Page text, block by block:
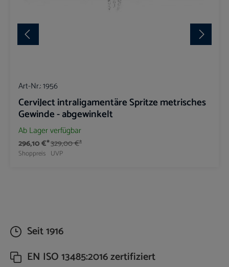
Art-Nr.:1956
CerviJect intraligamentäre Spritze metrisches
Gewinde - abgewinkelt
Ab Lager verfügbar
296,10 €*
Shoppreis
329,00 €*
UVP
Seit 1916
EN ISO 13485:2016 zertifiziert